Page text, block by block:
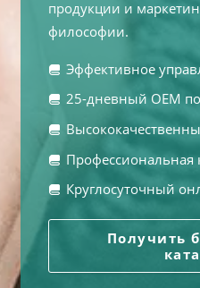
продукции и
философии.
Эффективное
25-дневный OEM
Профессиональная
Круглосуточный
Получить